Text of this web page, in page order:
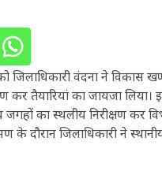
वंदना ने विकास
कर तैयारियां का जायजा लिया।
का स्थलीय निरीक्षण कर
के दौरान जिलाधिकारी ने